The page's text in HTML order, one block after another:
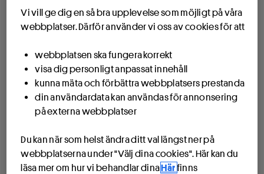
Vi vill ge dig en så bra upplevelse som möjligt på våra
webbplatser. Därför använder vi oss av cookies för att
webbplatsen ska fungera korrekt
visa dig personligt anpassat innehåll
kunna mäta och förbättra webbplatsers prestanda
din användardata kan användas för annonsering
på externa webbplatser
Du kan när som helst ändra ditt val längst ner på
webbplatserna under "Välj dina cookies". Här kan du
läsa mer om hur vi behandlar dinaHär finns